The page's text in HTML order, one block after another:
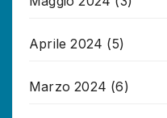
Aprile 2024 (5)
Marzo 2024 (6)